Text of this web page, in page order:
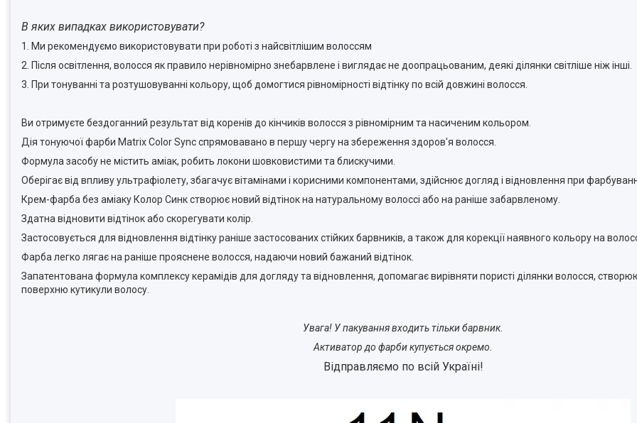
В яких випадках використовувати?
1. Ми рекомендуємо використовувати при роботі з найсвітлішим волоссям
2. Після освітлення, волосся як правило нерівномірно знебарвлене і виглядає не доопрацьованим, деякі ділянки світліше ніж інші.
3. При тонуванні та розтушовуванні кольору, щоб домогтися рівномірності відтінку по всій довжині волосся.
Ви отримуєте бездоганний результат від коренів до кінчиків волосся з рівномірним та насиченим кольором.
Дія тонуючої фарби Matrix Color Sync спрямовавано в першу чергу на збереження здоров'я волосся.
Формула засобу не містить аміак, робить локони шовковистими та блискучими.
Оберігає від впливу ультрафіолету, збагачує вітамінами і корисними компонентами, здійснює догляд і відновлення при
Крем-фарба без аміаку Колор Синк створює новий відтінок на натуральному волоссі або на раніше забарвленому.
Здатна відновити відтінок або скорегувати колір.
Застосовується для відновлення відтінку раніше застосованих стійких барвників, а також для корекції наявного кольору на
Фарба легко лягає на раніше прояснене волосся, надаючи новий бажаний відтінок.
Запатентована формула комплексу керамідів для догляду та відновлення, допомагає вирівняти пористі ділянки волосся,
поверхню кутикули волосу.
Увага! У пакування входить тільки барвник.
Активатор до фарби купується окремо.
Відправляємо по всій Україні!